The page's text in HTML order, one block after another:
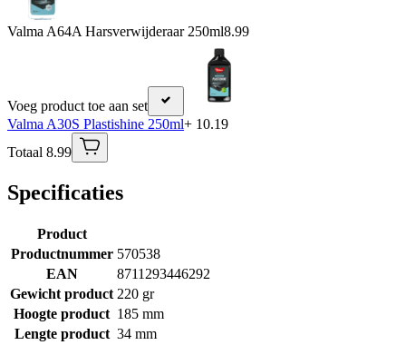
Valma A64A Harsverwijderaar 250ml8.99
Voeg product toe aan set
Valma A30S Plastishine 250ml+ 10.19
Totaal 8.99
Specificaties
Product
Productnummer 570538
EAN
8711293446292
Gewicht product 220 gr
Hoogte product 185 mm
Lengte product 34 mm